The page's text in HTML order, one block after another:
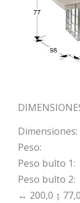
Dimensiones:
Peso:
Peso bulto 1:
Peso bulto 2:
↔ 200,0 ↨ 77,0